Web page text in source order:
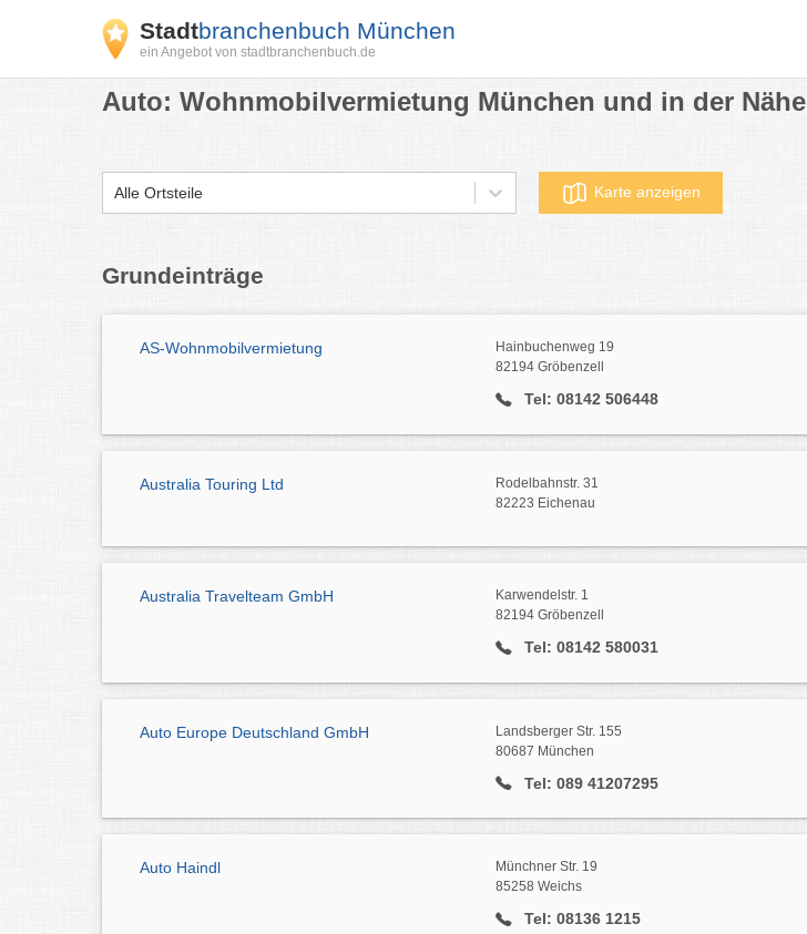
Stadtbranchenbuch München
ein Angebot von stadtbranchenbuch.de
Auto: Wohnmobilvermietung München und in der Nähe
Alle Ortsteile Karte anzeigen
Grundeinträge
AS-Wohnmobilvermietung
Hainbuchenweg 19
82194 Gröbenzell
Tel: 08142 506448
Australia Touring Ltd
Rodelbahnstr. 31
82223 Eichenau
Australia Travelteam GmbH
Karwendelstr. 1
82194 Gröbenzell
Tel: 08142 580031
Auto Europe Deutschland GmbH
Landsberger Str. 155
80687 München
Tel: 089 41207295
Auto Haindl
Münchner Str. 19
85258 Weichs
Tel: 08136 1215